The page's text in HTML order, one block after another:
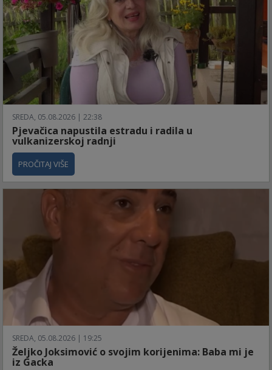
SREDA, 05.08.2026 | 22:38
Pjevačica napustila estradu i radila u
vulkanizerskoj radnji
PROČITAJ VIŠE
SREDA, 05.08.2026 | 19:25
Željko Joksimović o svojim korijenima: Baba mi je
iz Gacka